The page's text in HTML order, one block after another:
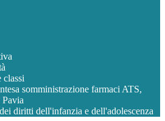
classi
somministrazione farmaci ATS,
diritti dell'infanzia e dell'adolescenza